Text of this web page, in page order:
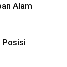
Alam
Posisi